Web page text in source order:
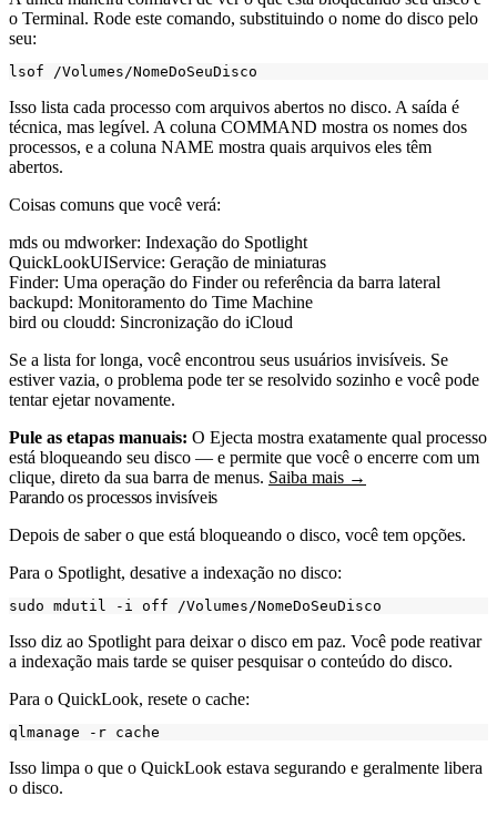
o Terminal. Rode este comando, substituindo o nome do disco pelo
seu:
Isso lista cada processo com arquivos abertos no disco. A saída é
técnica, mas legível. A coluna COMMAND mostra os nomes dos
processos, e a coluna NAME mostra quais arquivos eles têm
abertos.
Coisas comuns que você verá:
mds ou mdworker: Indexação do Spotlight
QuickLookUIService: Geração de miniaturas
Finder: Uma operação do Finder ou referência da barra lateral
backupd: Monitoramento do Time Machine
bird ou cloudd: Sincronização do iCloud
Se a lista for longa, você encontrou seus usuários invisíveis. Se
estiver vazia, o problema pode ter se resolvido sozinho e você pode
tentar ejetar novamente.
Pule as etapas manuais: O Ejecta mostra exatamente qual processo
está bloqueando seu disco — e permite que você o encerre com um
clique, direto da sua barra de menus. Saiba mais →
Parando os processos invisíveis
Depois de saber o que está bloqueando o disco, você tem opções.
Para o Spotlight, desative a indexação no disco:
Isso diz ao Spotlight para deixar o disco em paz. Você pode reativar
a indexação mais tarde se quiser pesquisar o conteúdo do disco.
Para o QuickLook, resete o cache:
Isso limpa o que o QuickLook estava segurando e geralmente libera
o disco.